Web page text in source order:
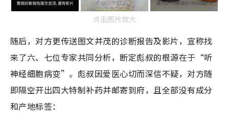
点击图片放大
随后，对方更传送图文并茂的诊断报告及影片，宣称找
来了六、七位专家共同分析，断定彪叔的根源在于“听
神经细胞病变”。彪叔因爱医心切而深信不疑，对方随
即隔空开出四大特制补药并邮寄到府，且全部没有成分
和产地标签：